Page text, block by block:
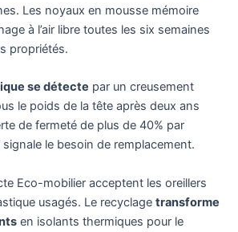
Les noyaux en mousse mémoire
à l’air libre toutes les six semaines
propriétés.
se détecte par un creusement
le poids de la tête après deux ans
de fermeté de plus de 40% par
signale le besoin de remplacement.
Eco-mobilier acceptent les oreillers
usagés. Le recyclage transforme
en isolants thermiques pour le